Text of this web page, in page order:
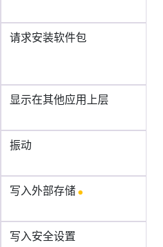
请求安装软件包
显示在其他应用上层
振动
写入外部存储
写入安全设置